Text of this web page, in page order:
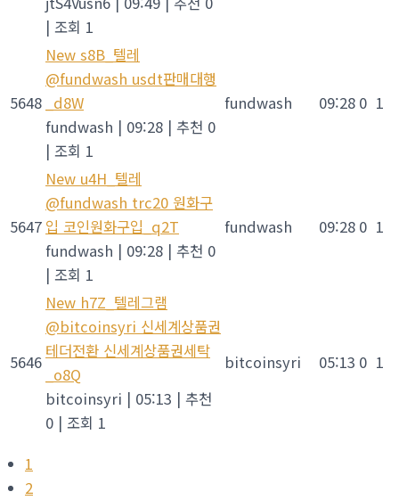
| 조회 1
5648
New s8B_텔레
@fundwash usdt판매대행
_d8W
fundwash | 09:28 | 추천 0
| 조회 1
fundwash 09:28 0 1
5647
New u4H_텔레
@fundwash trc20 원화구
입 코인원화구입_q2T
fundwash | 09:28 | 추천 0
| 조회 1
fundwash 09:28 0 1
5646
New h7Z_텔레그램
@bitcoinsyri 신세계상품권
테더전환 신세계상품권세탁
_o8Q
bitcoinsyri | 05:13 | 추천
0 | 조회 1
bitcoinsyri 05:13 0 1
1
2